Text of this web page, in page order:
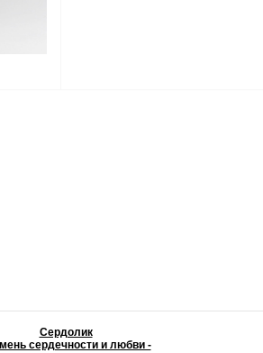
Сердолик
сердечности и любви -